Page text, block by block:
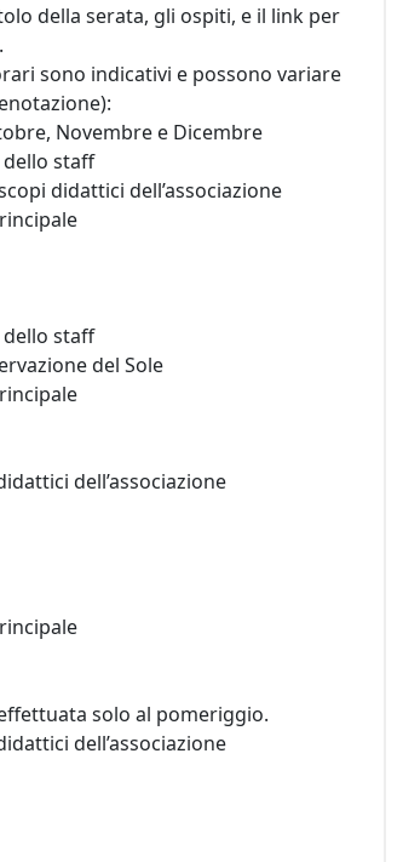
della serata, gli ospiti, e il link per
sono indicativi e possono variare
Novembre e Dicembre
dello staff
didattici dell’associazione
dello staff
del Sole
dell’associazione
solo al pomeriggio.
dell’associazione